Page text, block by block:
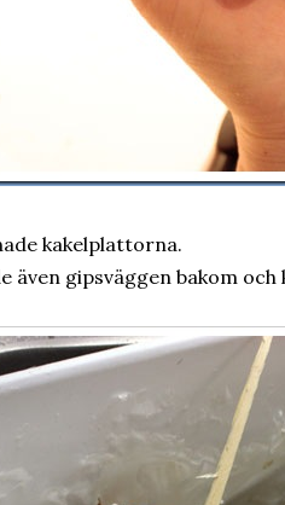
kakelplattorna.
även gipsväggen bakom och